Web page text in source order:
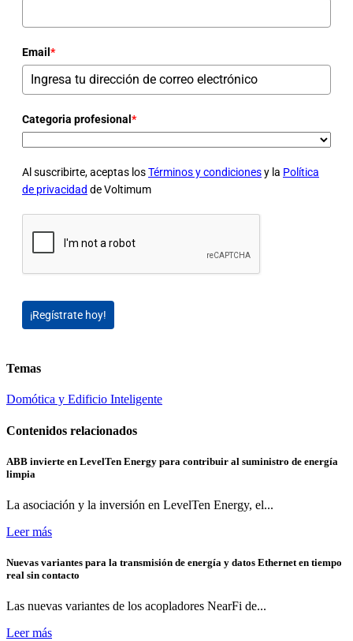
Email *
Categoria profesional *
Al suscribirte, aceptas losTérminos y condicionesy la Política
de privacidad de Voltimum
¡Regístrate hoy!
Temas
Domótica y Edificio Inteligente
Contenidos relacionados
ABB invierte en LevelTen Energy para contribuir al suministro de energía
limpia
La asociación y la inversión en LevelTen Energy, el...
Leer más
Nuevas variantes para la transmisión de energía y datos Ethernet en tiempo
real sin contacto
Las nuevas variantes de los acopladores NearFi de...
Leer más